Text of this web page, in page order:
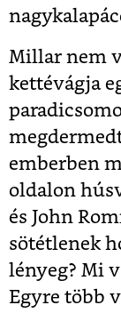
Millar nem
kettévágja
emberben
oldalon
és John
sötétlenek
lényeg? Mi
Egyre több